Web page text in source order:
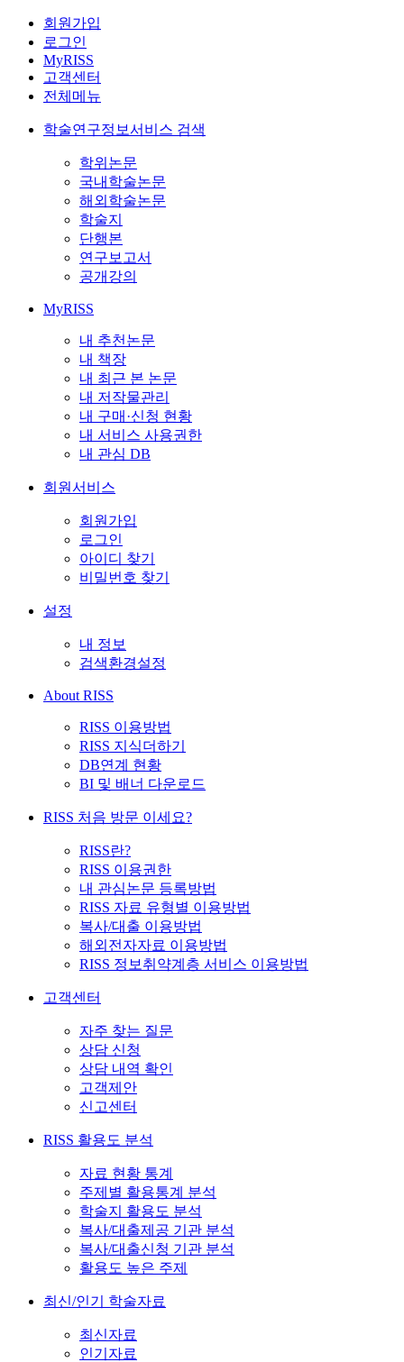
회원가입
로그인
MyRISS
고객센터
전체메뉴
학술연구정보서비스 검색
학위논문
국내학술논문
해외학술논문
학술지
단행본
연구보고서
공개강의
MyRISS
내 추천논문
내 책장
내 최근 본 논문
내 저작물관리
내 구매·신청 현황
내 서비스 사용권한
내 관심 DB
회원서비스
회원가입
로그인
아이디 찾기
비밀번호 찾기
설정
내 정보
검색환경설정
About RISS
RISS 이용방법
RISS 지식더하기
DB연계 현황
BI 및 배너 다운로드
RISS 처음 방문 이세요?
RISS란?
RISS 이용권한
내 관심논문 등록방법
RISS 자료 유형별 이용방법
복사/대출 이용방법
해외전자자료 이용방법
RISS 정보취약계층 서비스 이용방법
고객센터
자주 찾는 질문
상담 신청
상담 내역 확인
고객제안
신고센터
RISS 활용도 분석
자료 현황 통계
주제별 활용통계 분석
학술지 활용도 분석
복사/대출제공 기관 분석
복사/대출신청 기관 분석
활용도 높은 주제
최신/인기 학술자료
최신자료
인기자료